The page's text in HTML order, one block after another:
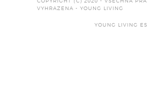
COPYRIGHT (C) 2020 - VŠECHNA
VYHRAZENA - YOUNG LIVING
YOUNG LIVING